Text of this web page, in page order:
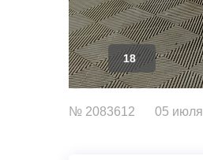
18
№ 2083612 05 июля